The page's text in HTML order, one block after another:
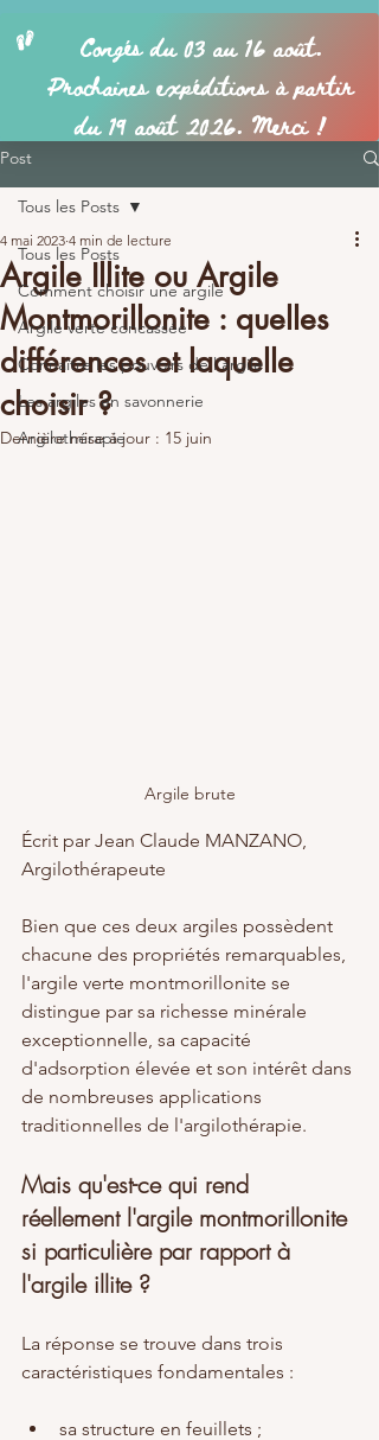
Post
Tous les Posts
Comment choisir une argile
Argile verte concassée
Connaître les pouvoirs de l'argile
Les argiles en savonnerie
Argilothérapie
Tous les Posts
Argile Illite ou Argile
Montmorillonite : quelles
différences et laquelle
choisir ?
4 mai 2023 4 min de lecture
Dernière mise à jour : 15 juin
Argile brute
Écrit par Jean Claude MANZANO,
Argilothérapeute
Bien que ces deux argiles possèdent
chacune des propriétés remarquables,
l'argile verte montmorillonite se
distingue par sa richesse minérale
exceptionnelle, sa capacité
d'adsorption élevée et son intérêt dans
de nombreuses applications
traditionnelles de l'argilothérapie.
Mais qu'est-ce qui rend
réellement l'argile montmorillonite
si particulière par rapport à
l'argile illite ?
La réponse se trouve dans trois
caractéristiques fondamentales :
sa structure en feuillets ;